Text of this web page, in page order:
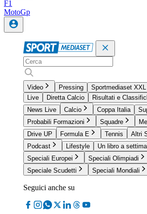
F1
MotoGp
Video Pressing Sportmediaset XXL
Live
Diretta Calcio
Risultati e
News Live
Calcio Coppa Italia
Probabili Formazioni
Squadre
Drive UP
Formula E Tennis Altri
Podcast
Lifestyle
Un libro a
Speciali Europei
Speciali Olimpiadi
Speciale Scudetti
Speciali Mondiali
Seguici anche su